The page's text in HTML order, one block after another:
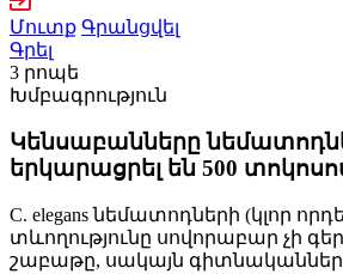
Մուտք Գրանցվել
Գրել
3 րոպե
Խմբագրություն
Կենսաբանները
երկարացրել են 500
C. elegans նեմատոդների (կլոր
տևողությունը սովորաբար չի
շաբաթը, սակայն